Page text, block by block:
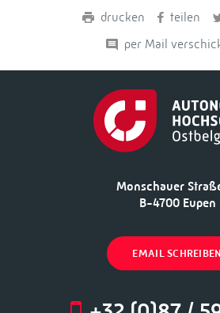
drucken
teilen
per Mail
Monschauer
B-4700 Eupen
EMAIL SCHREIBEN